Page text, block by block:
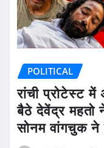
POLITICAL
रांची प्रोटेस्ट
बैठे देवेंद्र
सोनम वांगचुक ने